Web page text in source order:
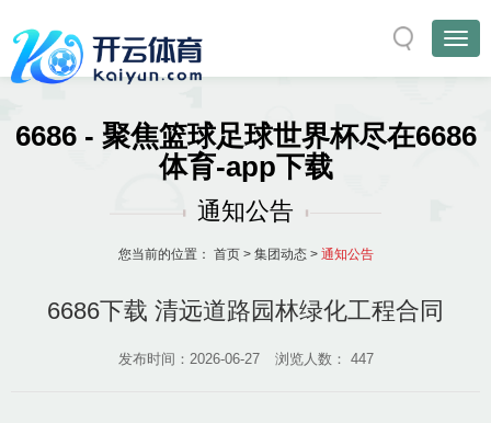
6686 - 聚焦篮球足球世界杯尽在6686
体育-app下载
通知公告
您当前的位置： 首页> 集团动态> 通知公告
6686下载 清远道路园林绿化工程合同
发布时间：2026-06-27 浏览人数： 447